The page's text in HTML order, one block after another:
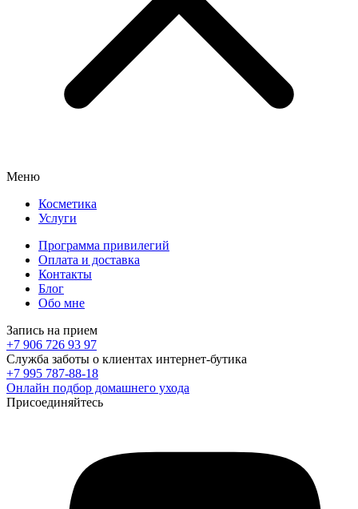
Меню
Косметика
Услуги
Программа привилегий
Оплата и доставка
Контакты
Блог
Обо мне
Запись на прием
+7 906 726 93 97
Служба заботы о клиентах интернет-бутика
+7 995 787-88-18
Онлайн подбор домашнего ухода
Присоединяйтесь